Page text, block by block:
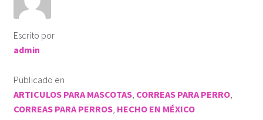
Escrito por
admin
Publicado en
ARTICULOS PARA MASCOTAS, CORREAS PARA PERRO,
CORREAS PARA PERROS, HECHO EN MÉXICO